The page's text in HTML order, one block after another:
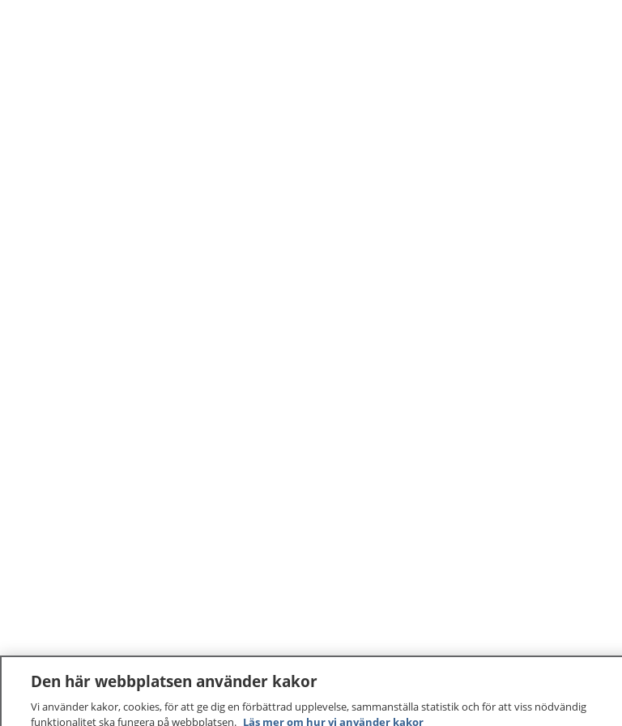
Den här webbplatsen använder kakor
Vi använder kakor, cookies, för att ge dig en förbättrad upplevelse, sammanställa statistik och för att viss nödvändig
funktionalitet ska fungera på webbplatsen. Läs mer om hur vi använder kakor